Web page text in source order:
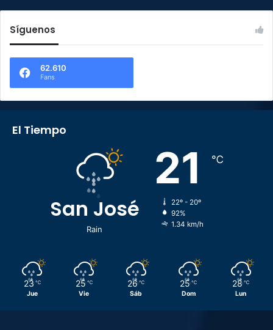
Síguenos
62.610
Fans
El Tiempo
San José
Rain
21 ℃
22º - 20º
92%
1.34 km/h
23 ℃
Jue
25 ℃
Vie
26 ℃
Sáb
25 ℃
Dom
28 ℃
Lun